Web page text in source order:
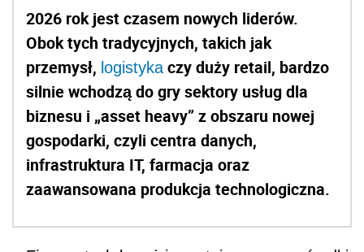
2026 rok jest czasem nowych liderów.
Obok tych tradycyjnych, takich jak
przemysł, logistykaczy duży retail, bardzo
silnie wchodzą do gry sektory usług dla
biznesu i „asset heavy” z obszaru nowej
gospodarki, czyli centra danych,
infrastruktura IT, farmacja oraz
zaawansowana produkcja technologiczna.